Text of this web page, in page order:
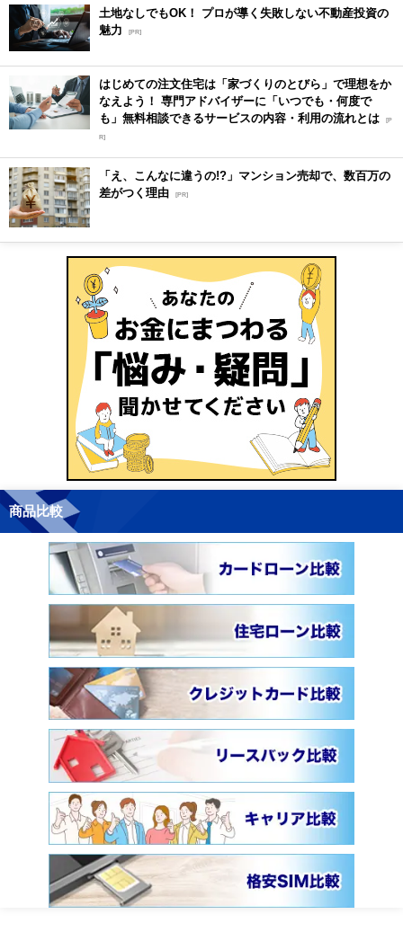
土地なしでもOK！ プロが導く失敗しない不動産投資の
魅力
[PR]
はじめての注文住宅は「家づくりのとびら」で理想をか
なえよう！ 専門アドバイザーに「いつでも・何度で
も」無料相談できるサービスの内容・利用の流れとは [P
R]
「え、こんなに違うの!?」マンション売却で、数百万の
差がつく理由 [PR]
商品比較